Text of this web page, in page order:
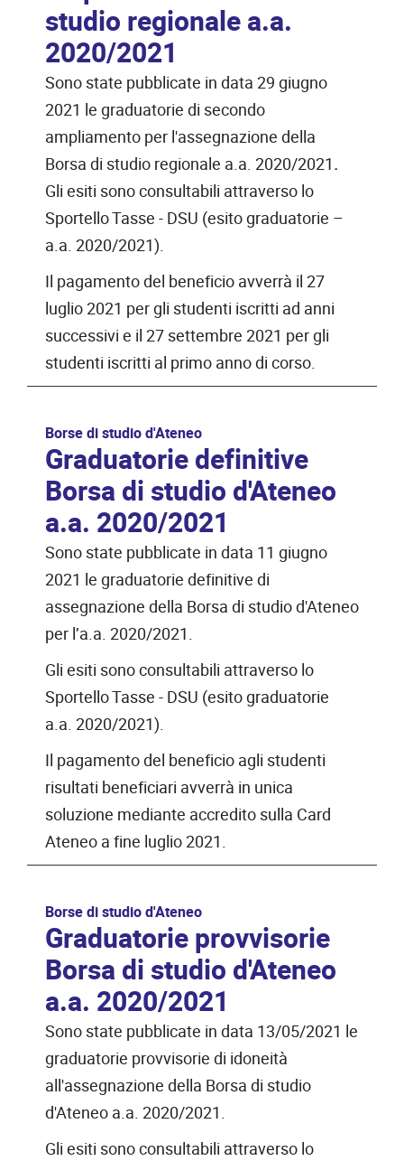
studio regionale a.a.
2020/2021
Sono state pubblicate in data 29 giugno
2021 le graduatorie di secondo
ampliamento per l'assegnazione della
Borsa di studio regionale a.a. 2020/2021.
Gli esiti sono consultabili attraverso lo
Sportello Tasse - DSU (esito graduatorie –
a.a. 2020/2021).
Il pagamento del beneficio avverrà il 27
luglio 2021 per gli studenti iscritti ad anni
successivi e il 27 settembre 2021 per gli
studenti iscritti al primo anno di corso.
Borse di studio d'Ateneo
Graduatorie definitive
Borsa di studio d'Ateneo
a.a. 2020/2021
Sono state pubblicate in data 11 giugno
2021 le graduatorie definitive di
assegnazione della Borsa di studio d'Ateneo
per l’a.a. 2020/2021.
Gli esiti sono consultabili attraverso lo
Sportello Tasse - DSU (esito graduatorie
a.a. 2020/2021).
Il pagamento del beneficio agli studenti
risultati beneficiari avverrà in unica
soluzione mediante accredito sulla Card
Ateneo a fine luglio 2021.
Borse di studio d'Ateneo
Graduatorie provvisorie
Borsa di studio d'Ateneo
a.a. 2020/2021
Sono state pubblicate in data 13/05/2021 le
graduatorie provvisorie di idoneità
all'assegnazione della Borsa di studio
d'Ateneo a.a. 2020/2021.
Gli esiti sono consultabili attraverso lo